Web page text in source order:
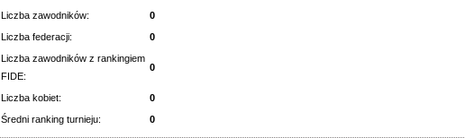
Liczba zawodników:
0
Liczba federacji:
0
Liczba zawodników z rankingiem
FIDE:
0
Liczba kobiet:
0
Średni ranking turnieju:
0